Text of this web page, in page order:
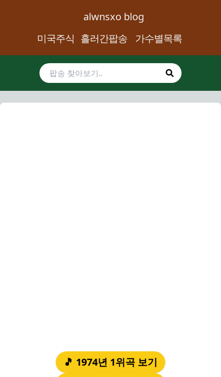
alwnsxo blog
미국주식 흘러간팝송 가수별목록
🎵 1974년 1위곡 보기